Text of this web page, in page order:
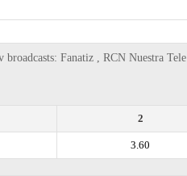
Fanatiz , RCN Nuestra Tele
2
3.60